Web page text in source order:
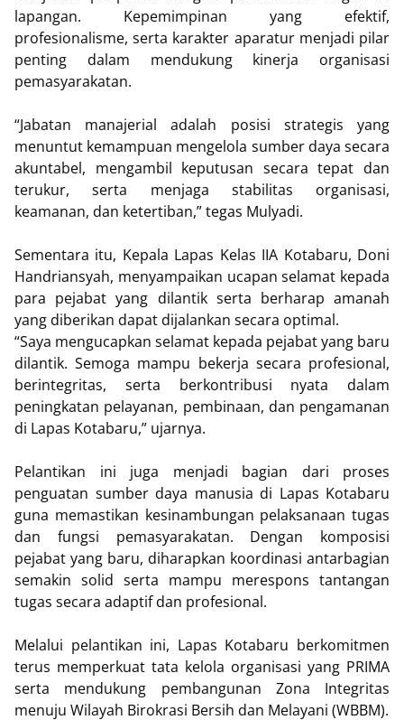
lapangan. Kepemimpinan yang efektif,
profesionalisme, serta karakter aparatur menjadi pilar
penting dalam mendukung kinerja organisasi
pemasyarakatan.
“Jabatan manajerial adalah posisi strategis yang
menuntut kemampuan mengelola sumber daya secara
akuntabel, mengambil keputusan secara tepat dan
terukur, serta menjaga stabilitas organisasi,
keamanan, dan ketertiban,” tegas Mulyadi.
Sementara itu, Kepala Lapas Kelas IIA Kotabaru, Doni
Handriansyah, menyampaikan ucapan selamat kepada
para pejabat yang dilantik serta berharap amanah
yang diberikan dapat dijalankan secara optimal.
“Saya mengucapkan selamat kepada pejabat yang baru
dilantik. Semoga mampu bekerja secara profesional,
berintegritas, serta berkontribusi nyata dalam
peningkatan pelayanan, pembinaan, dan pengamanan
di Lapas Kotabaru,” ujarnya.
Pelantikan ini juga menjadi bagian dari proses
penguatan sumber daya manusia di Lapas Kotabaru
guna memastikan kesinambungan pelaksanaan tugas
dan fungsi pemasyarakatan. Dengan komposisi
pejabat yang baru, diharapkan koordinasi antarbagian
semakin solid serta mampu merespons tantangan
tugas secara adaptif dan profesional.
Melalui pelantikan ini, Lapas Kotabaru berkomitmen
terus memperkuat tata kelola organisasi yang PRIMA
serta mendukung pembangunan Zona Integritas
menuju Wilayah Birokrasi Bersih dan Melayani (WBBM).